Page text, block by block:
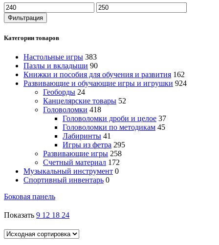
Минимальная
цена
Максимальная
цена
Фильтрация
Категории товаров
Настольные игры 383
Пазлы и вкладыши 90
Книжки и пособия для обучения и развития 162
Развивающие и обучающие игры и игрушки 924
Геоборды 24
Канцелярские товары 52
Головоломки 418
Головоломки дроби и целое 37
Головоломки по методикам 45
Лабиринты 41
Игры из фетра 295
Развивающие игры 258
Счетный материал 172
Музыкальный инструмент 0
Спортивный инвентарь 0
Боковая панель
Показать 9 12 18 24